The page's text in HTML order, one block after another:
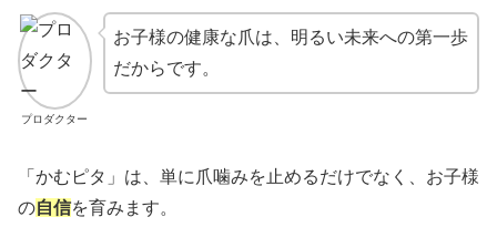
プロダクター
お子様の健康な爪は、明るい未来への第一歩
だからです。
「かむピタ」は、単に爪噛みを止めるだけでなく、お子様
の自信を育みます。